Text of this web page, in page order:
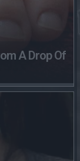
A Drop Of